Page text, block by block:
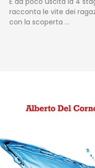
racconta le vite dei
con la scoperta …